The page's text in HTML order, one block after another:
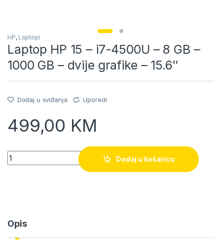
HP, Laptopi
Laptop HP 15 – i7-4500U – 8 GB –
1000 GB – dvije grafike – 15.6″
Dodaj u sviđanja Uporedi
499,00 KM
Quantity
Dodaj u košaricu
Opis